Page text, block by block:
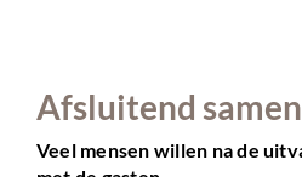
Afsluitend
Veel mensen willen na de